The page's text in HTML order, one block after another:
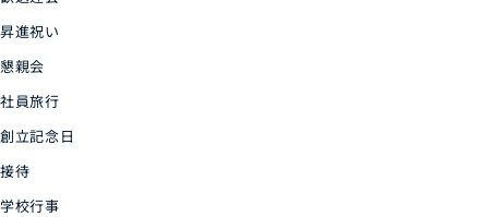
昇進祝い
懇親会
社員旅行
創立記念日
接待
学校行事